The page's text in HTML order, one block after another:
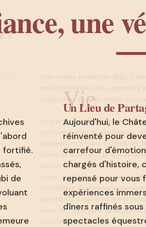
une
fortifié.
de
Vie
Un Lieu de
Aujourd'hui, le
réinventé pour
carrefour
chargés d'histoire,
repensé pour vous
expériences
dîners raffinés
spectacles